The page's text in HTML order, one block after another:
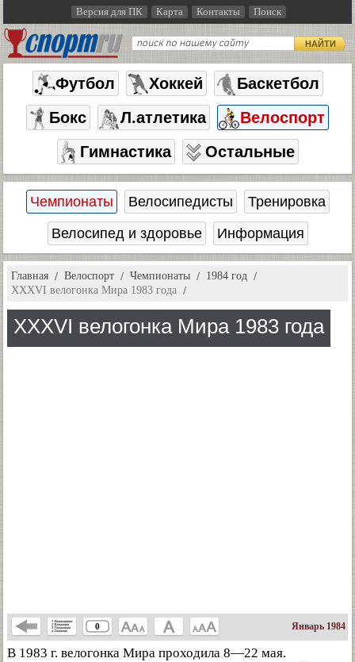
Версия для ПК Карта Контакты Поиск
НАЙТИ
Футбол Хоккей
Баскетбол
Бокс
Л.атлетика
Велоспорт
Гимнастика
Остальные
Чемпионаты Велосипедисты
Тренировка
Велосипед и здоровье
Информация
Главная Велоспорт Чемпионаты
1984 год
XXXVI велогонка Мира 1983 года
XXXVI велогонка Мира 1983 года
0 Январь 1984
В 1983 г. велогонка Мира проходила 8—22 мая.